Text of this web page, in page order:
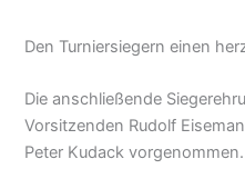
Den Turniersiegern einen
Die anschließende
Vorsitzenden Rudolf
Peter Kudack vorgenommen.